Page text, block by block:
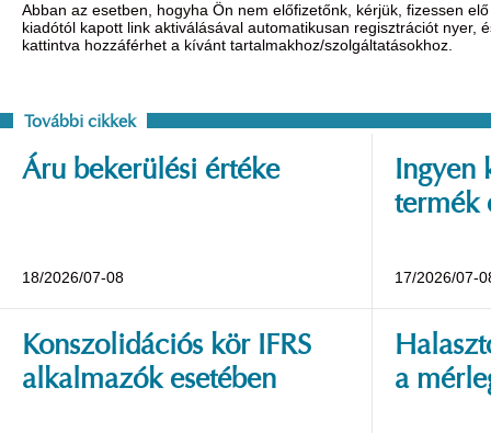
Abban az esetben, hogyha Ön nem előfizetőnk, kérjük, fizessen
kiadótól kapott link aktiválásával automatikusan regisztrációt nyer,
kattintva hozzáférhet a kívánt tartalmakhoz/szolgáltatásokhoz.
További cikkek
Áru bekerülési értéke
18/2026/07-08
Ingyen
termék
17/2026/07-
Konszolidációs kör IFRS
alkalmazók esetében
a